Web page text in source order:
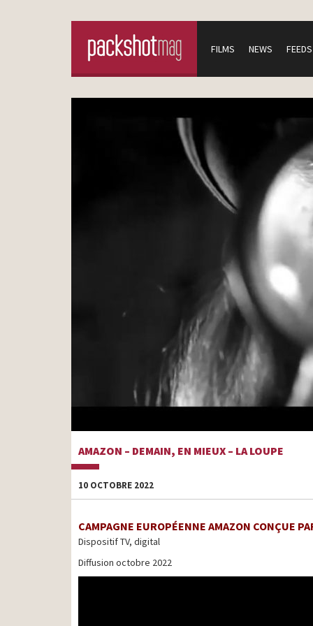
FILMS NEWS FEEDS
AMAZON – DEMAIN, EN MIEUX – LA LOUPE
10 OCTOBRE 2022
CAMPAGNE EUROPÉENNE AMAZON CONÇUE
Dispositif TV, digital
Diffusion octobre 2022